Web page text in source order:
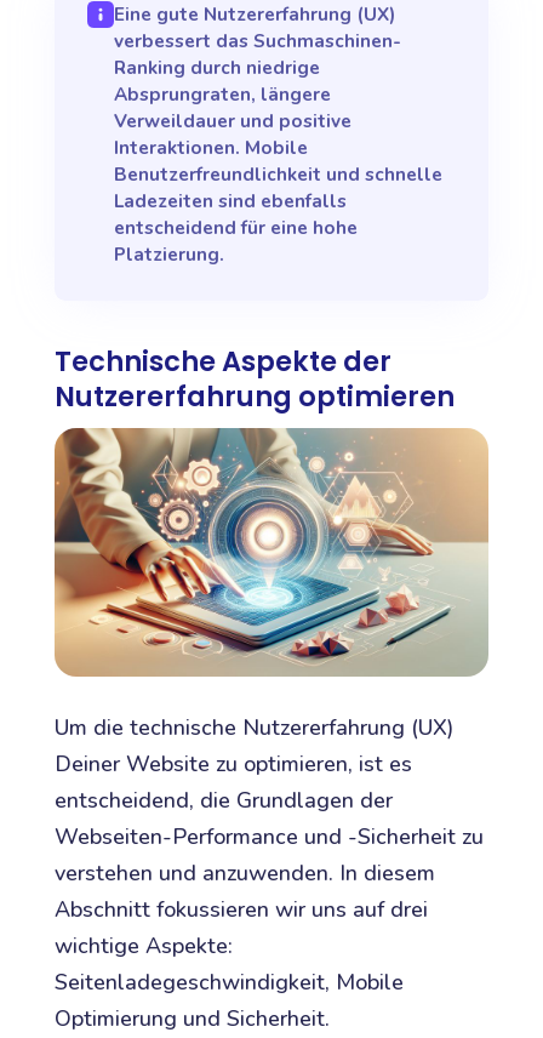
Eine gute Nutzererfahrung (UX)
verbessert das Suchmaschinen-
Ranking durch niedrige
Absprungraten, längere
Verweildauer und positive
Interaktionen. Mobile
Benutzerfreundlichkeit und schnelle
Ladezeiten sind ebenfalls
entscheidend für eine hohe
Platzierung.
Technische Aspekte der
Nutzererfahrung optimieren
Um die technische Nutzererfahrung (UX)
Deiner Website zu optimieren, ist es
entscheidend, die Grundlagen der
Webseiten-Performance und -Sicherheit zu
verstehen und anzuwenden. In diesem
Abschnitt fokussieren wir uns auf drei
wichtige Aspekte:
Seitenladegeschwindigkeit, Mobile
Optimierung und Sicherheit.